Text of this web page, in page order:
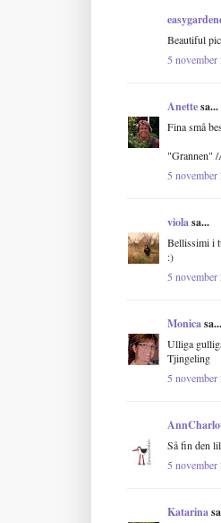
Beautiful
5
Anettesa...
Fina små
"Grannen" /
5
violasa...
Bellissimi i
:)
5
Monicasa...
Ulliga
Tjingeling
5
Så fin den
5
Katarina